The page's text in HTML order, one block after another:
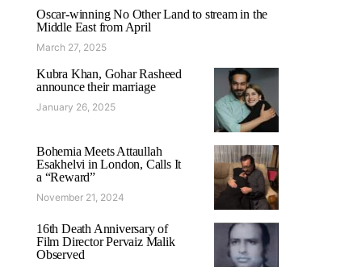
Oscar-winning No Other Land to stream in the
Middle East from April
March 27, 2025
Kubra Khan, Gohar Rasheed
announce their marriage
January 26, 2025
Bohemia Meets Attaullah
Esakhelvi in London, Calls It
a “Reward”
November 21, 2024
16th Death Anniversary of
Film Director Pervaiz Malik
Observed